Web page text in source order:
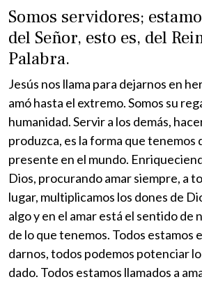
Somos servidores;
del Señor, esto es, del
Palabra.
Jesús nos llama para dejarnos en
amó hasta el extremo. Somos su
humanidad. Servir a los demás,
produzca, es la forma que tenemos
presente en el mundo.
Dios, procurando amar siempre, a
lugar, multiplicamos los dones de
algo y en el amar está el sentido de
de lo que tenemos. Todos estamos
darnos, todos podemos potenciar
dado. Todos estamos llamados a